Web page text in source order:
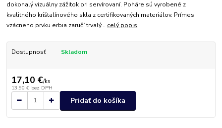
dokonalý vizuálny zážitok pri servírovaní. Poháre sú vyrobené z
kvalitného krištalínového skla z certifikovaných materiálov. Prímes
vzácneho prvku erbia zaručí trvalý... celý popis
Dostupnosť Skladom
17,10 €/ks
13,90 € bez DPH
Pridať do košíka